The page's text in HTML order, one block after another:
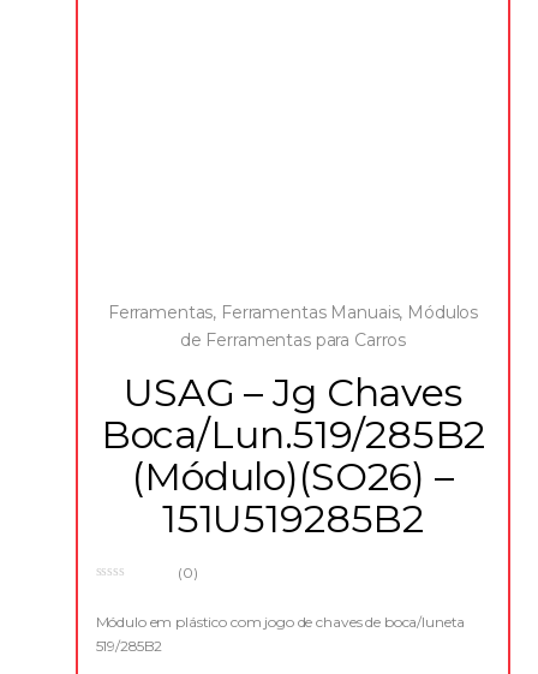
Ferramentas, Ferramentas Manuais, Módulos
de Ferramentas para Carros
USAG – Jg Chaves
Boca/Lun.519/285B2
(Módulo)(SO26) –
151U519285B2
u
o
(0)
Módulo em plástico com jogo de chaves de boca/luneta
519/285B2